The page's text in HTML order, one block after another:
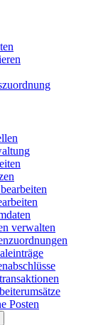
verwalten
Posten